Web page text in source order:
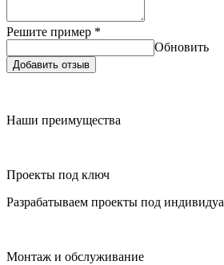
Решите пример *
Обновить
Добавить отзыв
Наши преимущества
Проекты под ключ
Разрабатываем проекты под
Монтаж и обслуживание